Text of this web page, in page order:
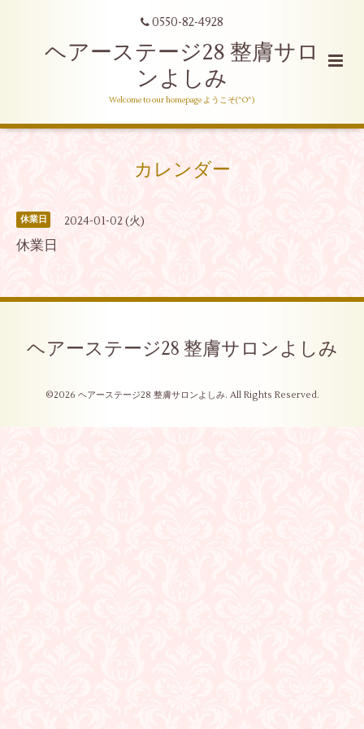
0550-82-4928
ヘアーステージ28 整膚サロ
ンよしみ
Welcome to our homepage ようこそ(^O^)
カレンダー
休業日 2024-01-02 (火)
休業日
ヘアーステージ28 整膚サロンよしみ
©2026 ヘアーステージ28 整膚サロンよしみ. All Rights Reserved.